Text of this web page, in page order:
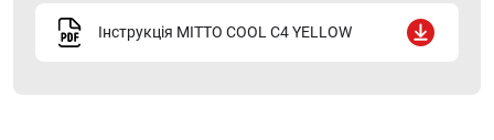
Інструкція MITTO COOL C4 YELLOW